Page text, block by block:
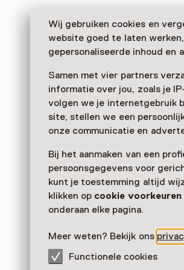
Wij gebruiken cookies en
website goed te laten
gepersonaliseerde inhoud en
Samen met vier partners
informatie over jou, zoals je
volgen we je internetgebruik
site, stellen we een
onze communicatie en
Bij het aanmaken van een
persoonsgegevens voor
kunt je toestemming altijd
klikken op cookie voorkeuren
onderaan elke pagina.
Meer weten? Bekijk ons
Functionele cookies
Im Oorlogsmuseum Medemblik
kaum bekannte, aber für unsere
Operationen zu erfahren.
Verder lezen